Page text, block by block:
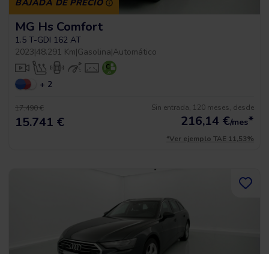
BAJADA DE PRECIO
MG Hs Comfort
1.5 T-GDI 162 AT
2023|48.291 Km|Gasolina|Automático
+ 2
17.490 €
15.741 €
Sin entrada, 120 meses, desde
216,14 €/mes*
*Ver ejemplo TAE 11,53%